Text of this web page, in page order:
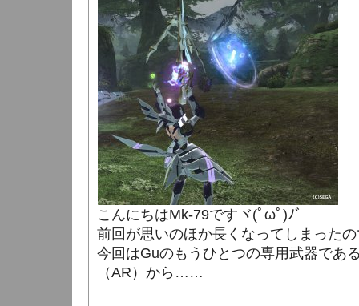
こんにちはMk-79ですヾ(ﾟωﾟ)ﾉ゛
前回が思いのほか長くなってしまった
今回はGuのもうひとつの専用武器であ
（AR）から……